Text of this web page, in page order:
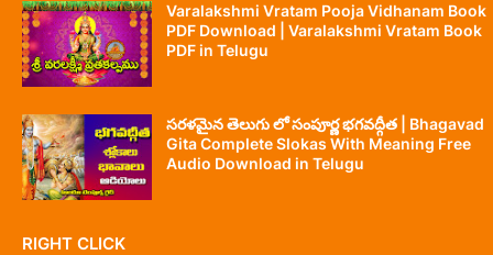
Varalakshmi Vratam Pooja Vidhanam Book
PDF Download | Varalakshmi Vratam Book
PDF in Telugu
సరళమైన తెలుగు లో సంపూర్ణ భగవద్గీత | Bhagavad
Gita Complete Slokas With Meaning Free
Audio Download in Telugu
RIGHT CLICK